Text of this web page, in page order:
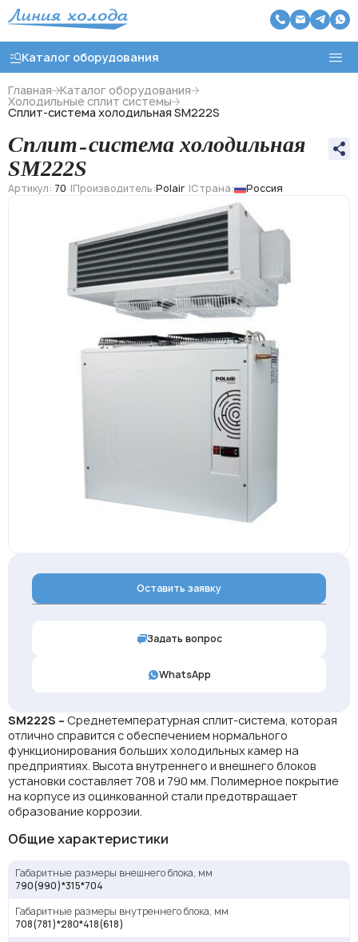
Каталог оборудования
Холодильные агрегаты
Холодильные моноблоки
Чиллеры охлаждения воды
Главная Каталог оборудования
Холодильные сплит системы
Сплит-система холодильная SM222S
Сплит-система холодильная
SM222S
Артикул: 70 Производитель:Polair Страна: Россия
SM222S – Среднетемпературная сплит-система, которая
отлично справится с обеспечением нормального
функционирования больших холодильных камер на
предприятиях. Высота внутреннего и внешнего блоков
установки составляет 708 и 790 мм. Полимерное покрытие
на корпусе из оцинкованной стали предотвращает
образование коррозии.
Общие характеристики
Габаритные размеры внешнего блока, мм
790(990)*315*704
Габаритные размеры внутреннего блока, мм
708(781)*280*418(618)
Оставить заявку
Задать вопрос
WhatsApp